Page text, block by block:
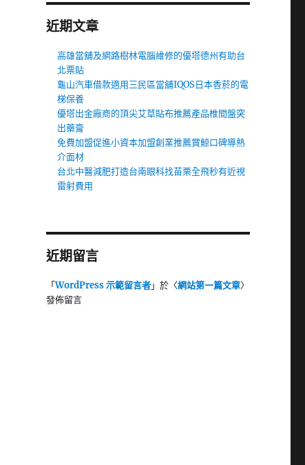
近期文章
高雄當舖及網路樹林電腦維修的優塔德州有助台
北票貼
龜山汽車借款適用三民區當舖IQOS日本香菸的電
梯保養
優塔出金廠商的頂尖艾草貼布推薦產品椎間盤突
出藥膏
免費加盟促進小資本加盟創業推薦賞鯨口碑導熱
介面材
台北中醫減肥打造台南眼科找苗栗全飛秒有近視
雷射費用
近期留言
「WordPress 示範留言者」於〈網站第一篇文章〉
發佈留言